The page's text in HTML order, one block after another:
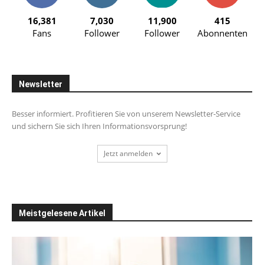
16,381
Fans
7,030
Follower
11,900
Follower
415
Abonnenten
Newsletter
Besser informiert. Profitieren Sie von unserem Newsletter-Service
und sichern Sie sich Ihren Informationsvorsprung!
Jetzt anmelden
Meistgelesene Artikel